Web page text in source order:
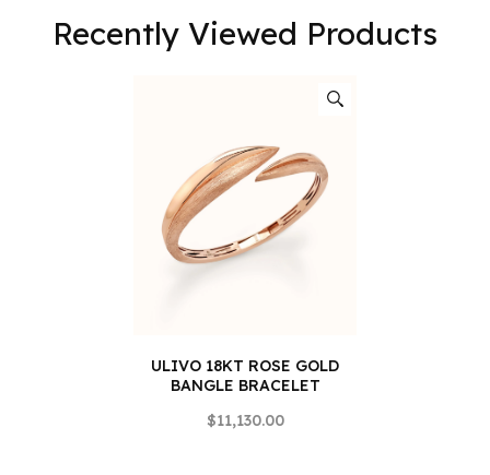
Recently Viewed Products
ULIVO 18KT ROSE GOLD
BANGLE BRACELET
$11,130.00